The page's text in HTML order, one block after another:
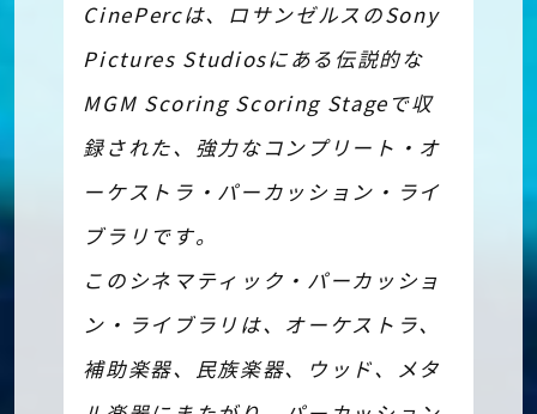
CinePercは、ロサンゼルスのSony
Pictures Studiosにある伝説的な
MGM Scoring Scoring Stageで収
録された、強力なコンプリート・オ
ーケストラ・パーカッション・ライ
ブラリです。
このシネマティック・パーカッショ
ン・ライブラリは、オーケストラ、
補助楽器、民族楽器、ウッド、メタ